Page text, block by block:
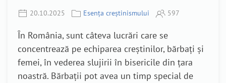
20.10.2025 Esența creștinismului 597
În România, sunt câteva lucrări care se
concentrează pe echiparea creștinilor, bărbați și
femei, în vederea slujirii în bisericile din țara
noastră. Bărbații pot avea un timp special de